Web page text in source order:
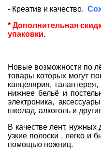
- Креатив и качество.
* Дополнительная
упаковки.
Новые возможности по
товары которых могут
канцелярия,
нижнее бельё и
электроника,
школад, алкоголь и
В качестве лент, нужных
узкие полоски , легко и
помощью ножниц.